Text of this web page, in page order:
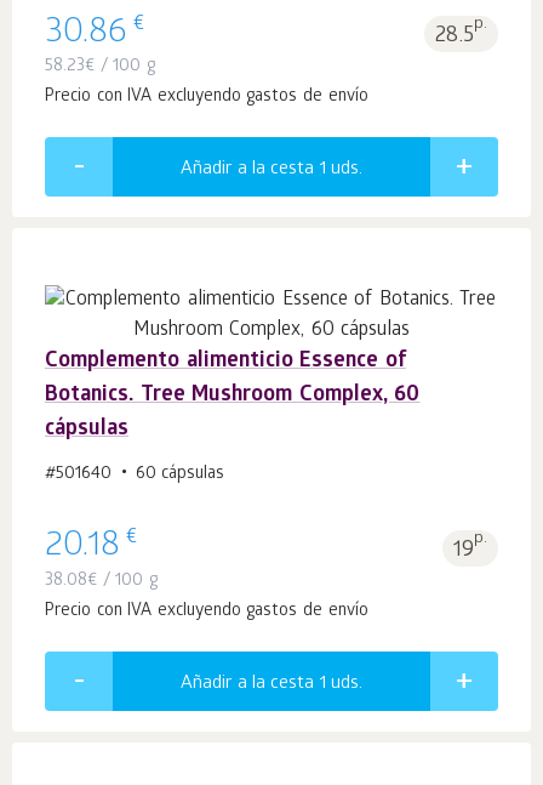
30.86 € 28.5p.
58.23€ / 100 g
Precio con IVA excluyendo gastos de envío
Añadir a la cesta 1 uds.
Complemento alimenticio Essence of
Botanics. Tree Mushroom Complex, 60
cápsulas
#501640 60 cápsulas
20.18 € 19p.
38.08€ / 100 g
Precio con IVA excluyendo gastos de envío
Añadir a la cesta 1 uds.